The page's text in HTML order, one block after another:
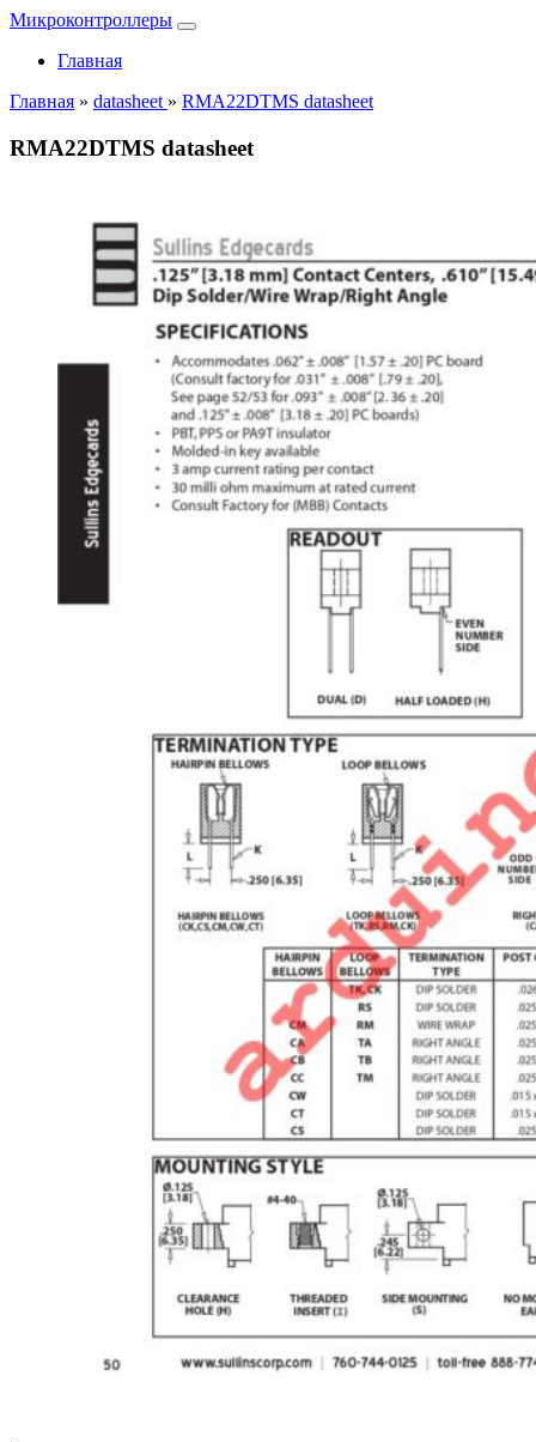
Микроконтроллеры
Главная
Главная » datasheet » RMA22DTMS datasheet
RMA22DTMS datasheet